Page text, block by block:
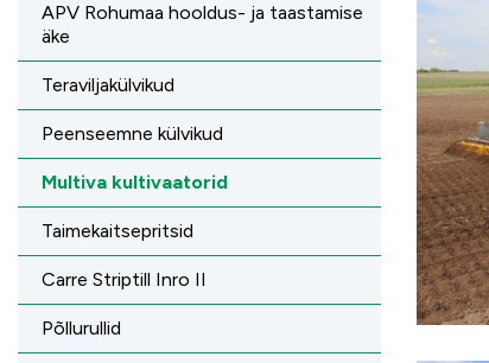
APV Rohumaa hooldus- ja taastamise
äke
Teraviljakülvikud
Peenseemne külvikud
Multiva kultivaatorid
Taimekaitsepritsid
Carre Striptill Inro II
Põllurullid